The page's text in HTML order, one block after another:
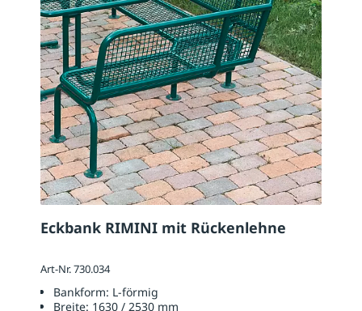
Eckbank RIMINI mit Rückenlehne
Art-Nr. 730.034
Bankform: L-förmig
Breite: 1630 / 2530 mm